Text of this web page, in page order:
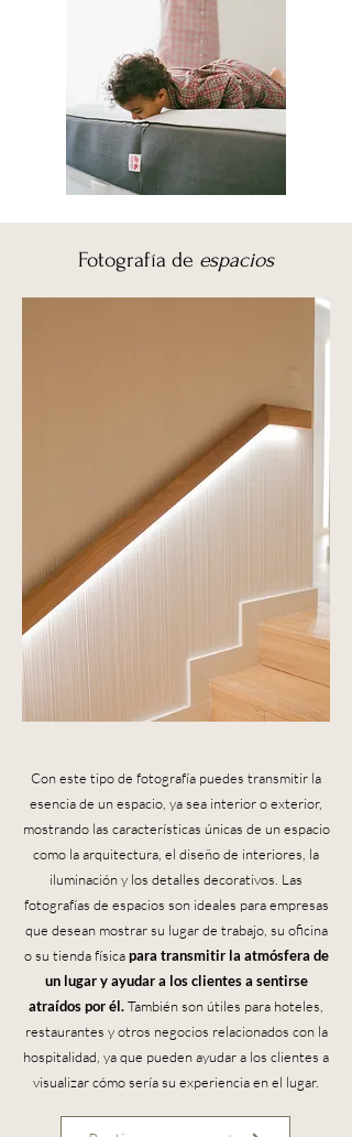
Fotografía de espacios
Con este tipo de fotografía puedes transmitir la
esencia de un espacio, ya sea interior o exterior,
mostrando las características únicas de un espacio
como la arquitectura, el diseño de interiores, la
iluminación y los detalles decorativos. Las
fotografías de espacios son ideales para empresas
que desean mostrar su lugar de trabajo, su oficina
o su tienda físicapara transmitir la atmósfera de
un lugar y ayudar a los clientes a sentirse
atraídos por él.También son útiles para hoteles,
restaurantes y otros negocios relacionados con la
hospitalidad, ya que pueden ayudar a los clientes a
visualizar cómo sería su experiencia en el lugar.